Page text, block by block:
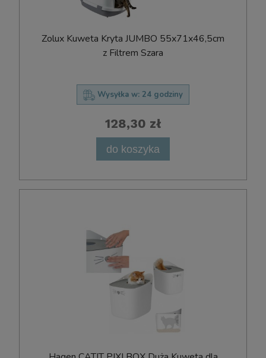
Zolux Kuweta Kryta JUMBO 55x71x46,5cm
z Filtrem Szara
Wysyłka w: 24 godziny
128,30 zł
do koszyka